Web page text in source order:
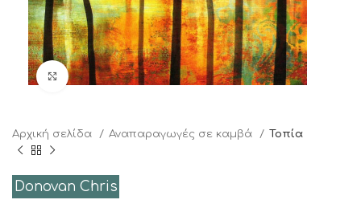
Click to enlarge
Αρχική σελίδα Αναπαραγωγές σε καμβά Τοπία
Donovan Chris